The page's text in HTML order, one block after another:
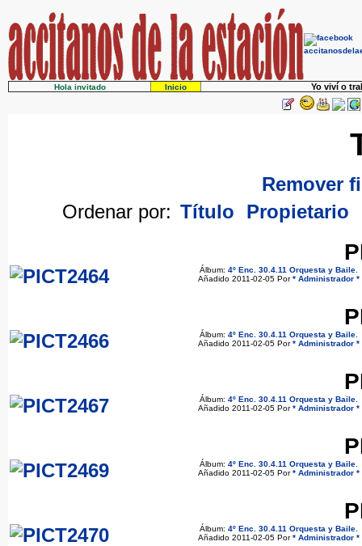
Hola invitado Inicio Yo viví o
Remover
Ordenar por: Título Propietario
Álbum: 4º Enc. 30.4.11 Orquesta y Baile
Añadido 2011-02-05 Por* Administrador *
Álbum: 4º Enc. 30.4.11 Orquesta y Baile
Añadido 2011-02-05 Por* Administrador *
Álbum: 4º Enc. 30.4.11 Orquesta y Baile
Añadido 2011-02-05 Por* Administrador *
Álbum: 4º Enc. 30.4.11 Orquesta y Baile
Añadido 2011-02-05 Por* Administrador *
Álbum: 4º Enc. 30.4.11 Orquesta y Baile
Añadido 2011-02-05 Por* Administrador *